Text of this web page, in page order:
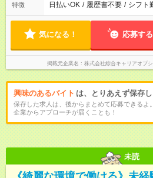
特徴 日払いOK / 履歴書不要 / シフト
気になる！ 応募する
掲載元企業名 株式会社綜合キャリアオプ
興味のあるバイト は、とりあえず保存
保存した求人は、後からまとめて応募できるよ。
企業からアプローチが届くことも！
未読